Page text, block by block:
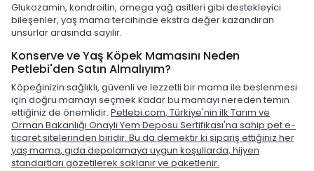
Glukozamin, kondroitin, omega yağ asitleri gibi destekleyici
bileşenler, yaş mama tercihinde ekstra değer kazandıran
unsurlar arasında sayılır.
Konserve ve Yaş Köpek Mamasını Neden
Petlebi'den Satın Almalıyım?
Köpeğinizin sağlıklı, güvenli ve lezzetli bir mama ile beslenmesi
için doğru mamayı seçmek kadar bu mamayı nereden temin
ettiğiniz de önemlidir. Petlebi.com, Türkiye'nin ilk Tarım ve
Orman Bakanlığı Onaylı Yem Deposu Sertifikası'na sahip pet e-
ticaret sitelerinden biridir. Bu da demektir ki sipariş ettiğiniz her
yaş mama, gıda depolamaya uygun koşullarda, hijyen
standartları gözetilerek saklanır ve paketlenir.